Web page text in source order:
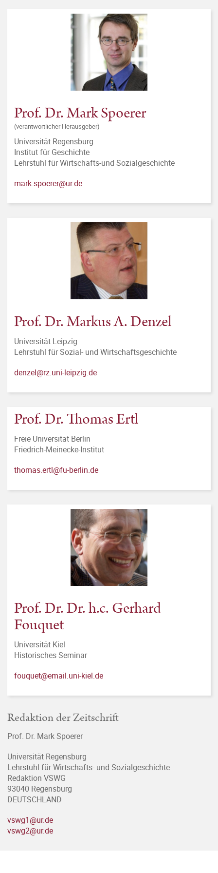
Prof. Dr. Mark Spoerer
(verantwortlicher Herausgeber)
Universität Regensburg
Institut für Geschichte
Lehrstuhl für Wirtschafts-und Sozialgeschichte
mark.spoerer@ur.de
Prof. Dr. Markus A. Denzel
Universität Leipzig
Lehrstuhl für Sozial- und Wirtschaftsgeschichte
denzel@rz.uni-leipzig.de
Prof. Dr. Thomas Ertl
Freie Universität Berlin
Friedrich-Meinecke-Institut
thomas.ertl@fu-berlin.de
Prof. Dr. Dr. h.c. Gerhard
Fouquet
Universität Kiel
Historisches Seminar
fouquet@email.uni-kiel.de
Redaktion der Zeitschrift
Prof. Dr. Mark Spoerer
Universität Regensburg
Lehrstuhl für Wirtschafts- und Sozialgeschichte
Redaktion VSWG
93040 Regensburg
DEUTSCHLAND
vswg1@ur.de
vswg2@ur.de